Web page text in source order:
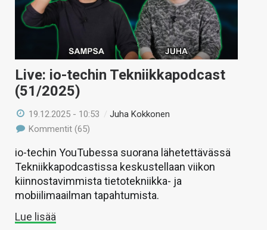
Live: io-techin Tekniikkapodcast
(51/2025)
19.12.2025 - 10:53 /Juha Kokkonen
Kommentit (65)
io-techin YouTubessa suorana lähetettävässä
Tekniikkapodcastissa keskustellaan viikon
kiinnostavimmista tietotekniikka- ja
mobiilimaailman tapahtumista.
Lue lisää